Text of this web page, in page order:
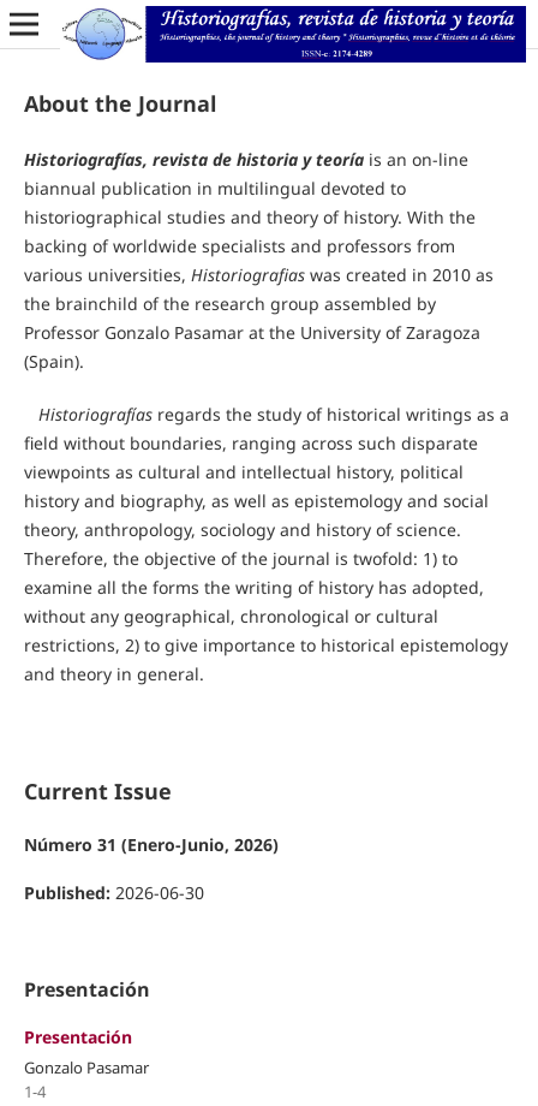
About the Journal
Historiografías, revista de historia y teoríais an on-line
biannual publication in multilingual devoted to
historiographical studies and theory of history. With the
backing of worldwide specialists and professors from
various universities, Historiografiaswas created in 2010 as
the brainchild of the research group assembled by
Professor Gonzalo Pasamar at the University of Zaragoza
(Spain).
Historiografíasregards the study of historical writings as a
field without boundaries, ranging across such disparate
viewpoints as cultural and intellectual history, political
history and biography, as well as epistemology and social
theory, anthropology, sociology and history of science.
Therefore, the objective of the journal is twofold: 1) to
examine all the forms the writing of history has adopted,
without any geographical, chronological or cultural
restrictions, 2) to give importance to historical epistemology
and theory in general.
Current Issue
Número 31 (Enero-Junio, 2026)
Published: 2026-06-30
Presentación
Presentación
Gonzalo Pasamar
1-4